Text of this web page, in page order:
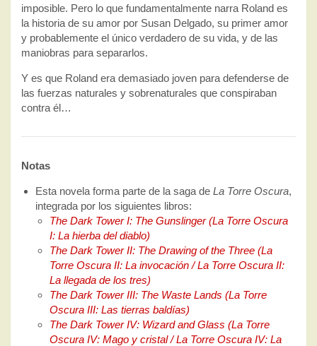
imposible. Pero lo que fundamentalmente narra Roland es
la historia de su amor por Susan Delgado, su primer amor
y probablemente el único verdadero de su vida, y de las
maniobras para separarlos.
Y es que Roland era demasiado joven para defenderse de
las fuerzas naturales y sobrenaturales que conspiraban
contra él…
Notas
Esta novela forma parte de la saga de La Torre Oscura,
integrada por los siguientes libros:
The Dark Tower I: The Gunslinger (La Torre Oscura
I: La hierba del diablo)
The Dark Tower II: The Drawing of the Three (La
Torre Oscura II: La invocación / La Torre Oscura II:
La llegada de los tres)
The Dark Tower III: The Waste Lands (La Torre
Oscura III: Las tierras baldías)
The Dark Tower IV: Wizard and Glass (La Torre
Oscura IV: Mago y cristal / La Torre Oscura IV: La